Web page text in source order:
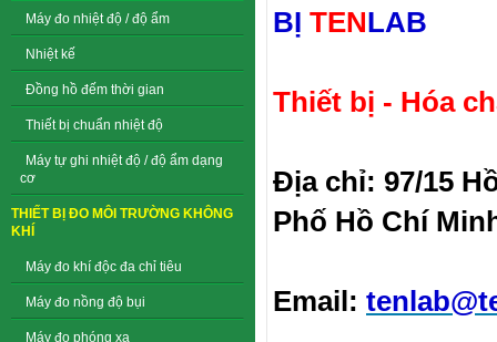
Máy đo nhiệt độ / độ ẩm
Nhiệt kế
Đồng hồ đếm thời gian
Thiết bị chuẩn nhiệt độ
Máy tự ghi nhiệt độ / độ ẩm dạng
cơ
THIẾT BỊ ĐO MÔI TRƯỜNG KHÔNG
KHÍ
Máy đo khí độc đa chỉ tiêu
Máy đo nồng độ bụi
Máy đo phóng xạ
BỊ TENLAB
Thiết bị - Hóa
Địa chỉ: 97/15
Phố Hồ Chí
Email: